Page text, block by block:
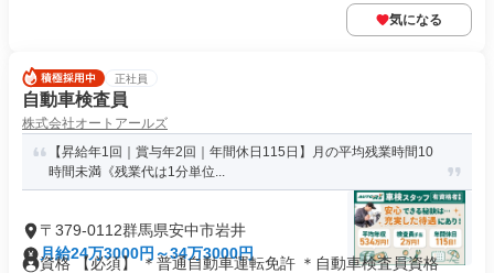
気になる
正社員
自動車検査員
株式会社オートアールズ
【昇給年1回｜賞与年2回｜年間休日115日】月の平均残業時間10
時間未満《残業代は1分単位...
〒379-0112群馬県安中市岩井
月給24万3000円～34万3000円
資格 【必須】 ＊普通自動車運転免許 ＊自動車検査員資格